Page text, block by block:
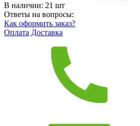
В наличии: 21 шт
Ответы на вопросы:
Как оформить заказ?
Оплата Доставка